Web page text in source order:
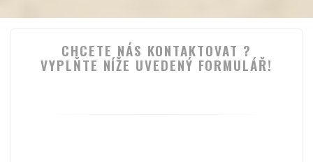
CHCETE NÁS KONTAKTOVAT ?
VYPLŇTE NÍŽE UVEDENÝ FORMULÁŘ!